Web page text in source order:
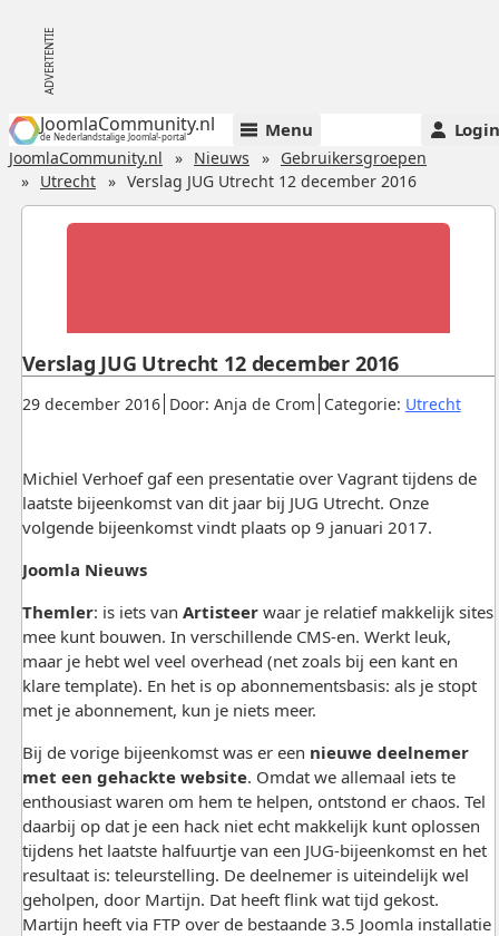
JoomlaCommunity.nl
de Nederlandstalige Joomla!-portal Menu Login
JoomlaCommunity.nl Nieuws
Gebruikersgroepen
Utrecht
Verslag JUG Utrecht 12 december 2016
Gepubliceerd:
29 december 2016. Door: Anja de Crom. Categorie: Utrecht.
Verslag JUG Utrecht 12 december 2016
Michiel Verhoef gaf een presentatie over Vagrant tijdens de
laatste bijeenkomst van dit jaar bij JUG Utrecht. Onze
volgende bijeenkomst vindt plaats op 9 januari 2017.
Joomla Nieuws
Themler: is iets van Artisteerwaar je relatief makkelijk sites
mee kunt bouwen. In verschillende CMS-en. Werkt leuk,
maar je hebt wel veel overhead (net zoals bij een kant en
klare template). En het is op abonnementsbasis: als je stopt
met je abonnement, kun je niets meer.
Bij de vorige bijeenkomst was er een nieuwe deelnemer
met een gehackte website. Omdat we allemaal iets te
enthousiast waren om hem te helpen, ontstond er chaos. Tel
daarbij op dat je een hack niet echt makkelijk kunt oplossen
tijdens het laatste halfuurtje van een JUG-bijeenkomst en het
resultaat is: teleurstelling. De deelnemer is uiteindelijk wel
geholpen, door Martijn. Dat heeft flink wat tijd gekost.
Martijn heeft via FTP over de bestaande 3.5 Joomla installatie